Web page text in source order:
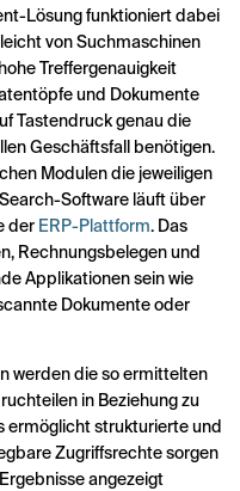
Lösung funktioniert dabei
von Suchmaschinen
Treffergenauigkeit
und Dokumente
Tastendruck genau die
Geschäftsfall benötigen.
Modulen die jeweiligen
Software läuft über
der ERP-Plattform. Das
Rechnungsbelegen und
Applikationen sein wie
Dokumente oder
werden die so ermittelten
in Beziehung zu
ermöglicht strukturierte und
Zugriffsrechte sorgen
angezeigt